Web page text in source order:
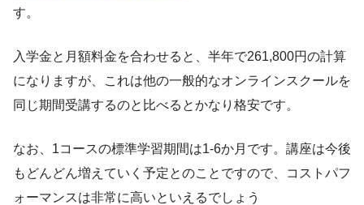
す。
入学金と月額料金を合わせると、半年で261,800円の計算
になりますが、これは他の一般的なオンラインスクールを
同じ期間受講するのと比べるとかなり格安です。
なお、1コースの標準学習期間は1-6か月です。講座は今後
もどんどん増えていく予定とのことですので、コストパフ
ォーマンスは非常に高いといえるでしょう